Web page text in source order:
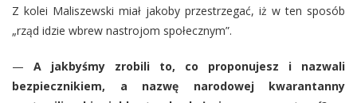
Z kolei Maliszewski miał jakoby przestrzegać, iż w ten sposób
„rząd idzie wbrew nastrojom społecznym”.
— A jakbyśmy zrobili to, co proponujesz i nazwali
bezpiecznikiem, a nazwę narodowej kwarantanny